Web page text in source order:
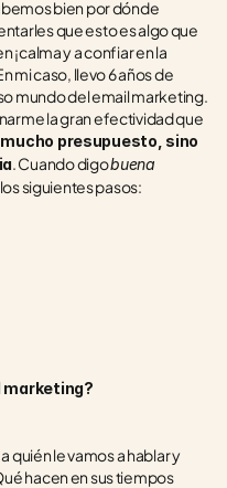
bien por dónde
que esto es algo que
¡calma y a confiar en la
mi caso, llevo 6 años de
mundo del email marketing.
la gran efectividad que
presupuesto, sino
. Cuando digo buena
siguientes pasos:
marketing?
quién le vamos a hablar y
hacen en sus tiempos